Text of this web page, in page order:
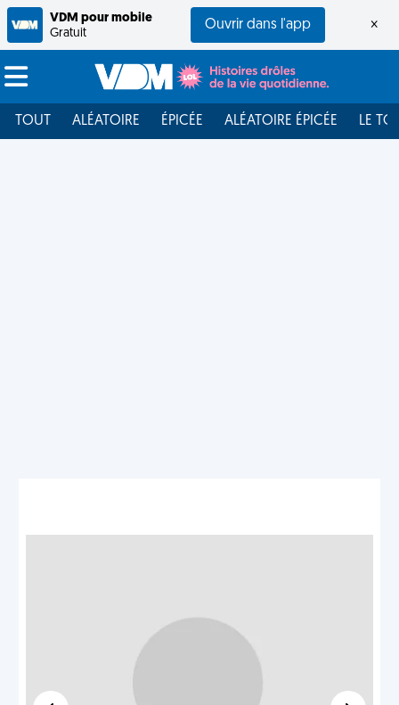
VDM pour mobile
Gratuit
Ouvrir dans l'app ×
TOUT ALÉATOIRE ÉPICÉE ALÉATOIRE ÉPICÉE LE